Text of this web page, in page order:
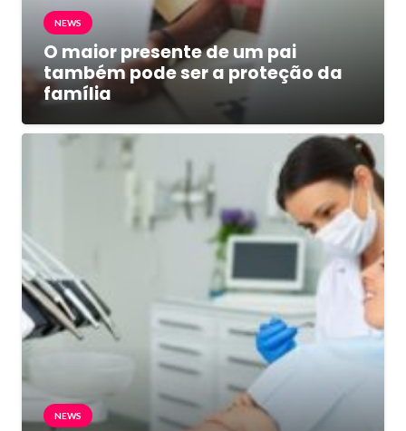
NEWS
O maior presente de um pai
também pode ser a proteção da
família
NEWS